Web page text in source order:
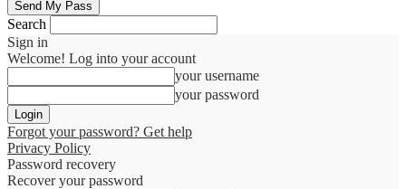
Search
Sign in
Welcome! Log into your account
your username
your password
Forgot your password? Get help
Privacy Policy
Password recovery
Recover your password